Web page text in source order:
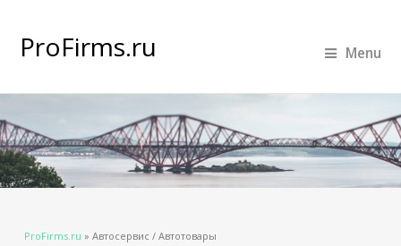
ProFirms.ru Menu
Вы здесь
ProFirms.ru » Автосервис / Автотовары